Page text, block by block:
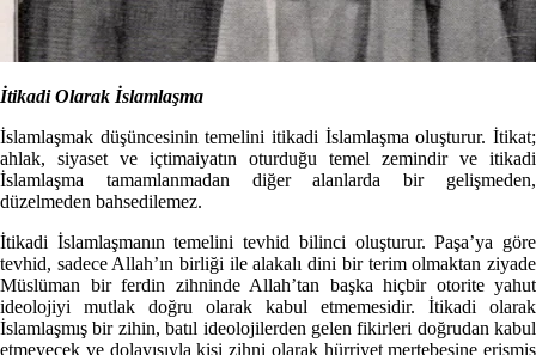
İtikadi Olarak İslamlaşma
İslamlaşmak düşüncesinin temelini itikadi İslamlaşma oluşturur. İtikat;
ahlak, siyaset ve içtimaiyatın oturduğu temel zemindir ve itikadi
İslamlaşma tamamlanmadan diğer alanlarda bir gelişmeden,
düzelmeden bahsedilemez.
İtikadi İslamlaşmanın temelini tevhid bilinci oluşturur. Paşa’ya göre
tevhid, sadece Allah’ın birliği ile alakalı dini bir terim olmaktan ziyade
Müslüman bir ferdin zihninde Allah’tan başka hiçbir otorite yahut
ideolojiyi mutlak doğru olarak kabul etmemesidir. İtikadi olarak
İslamlaşmış bir zihin, batıl ideolojilerden gelen fikirleri doğrudan kabul
etmeyecek ve dolayısıyla kişi zihni olarak hürriyet mertebesine erişmiş